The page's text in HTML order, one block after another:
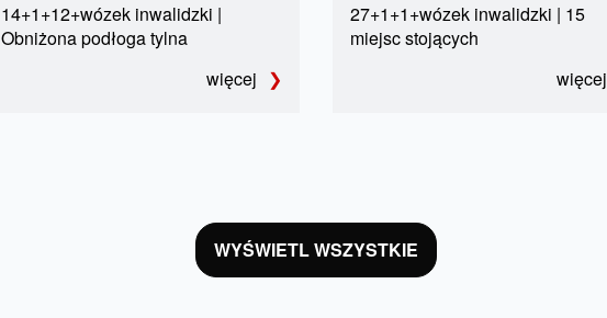
14+1+12+wózek inwalidzki |
Obniżona podłoga tylna
więcej
27+1+1+wózek inwalidzki | 15
miejsc stojących
więcej
WYŚWIETL WSZYSTKIE